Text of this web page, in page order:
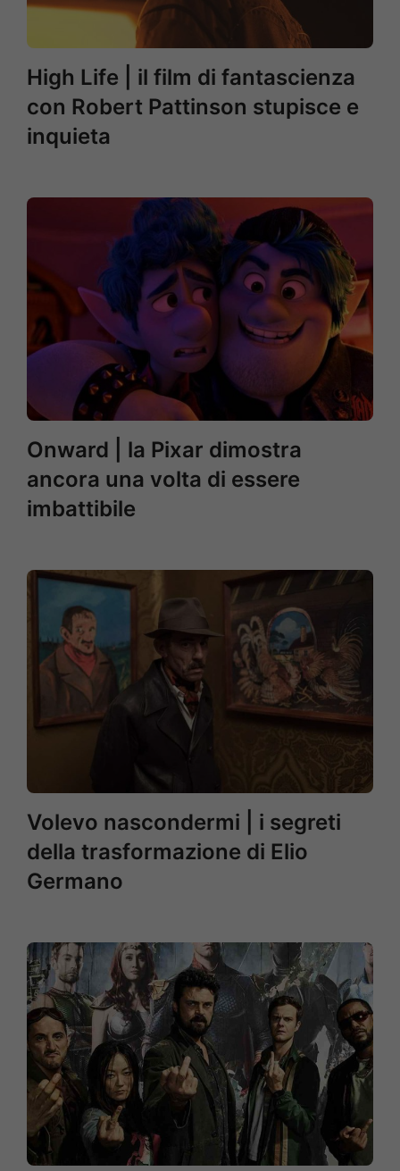
High Life | il film di fantascienza
con Robert Pattinson stupisce e
inquieta
Onward | la Pixar dimostra
ancora una volta di essere
imbattibile
Volevo nascondermi | i segreti
della trasformazione di Elio
Germano